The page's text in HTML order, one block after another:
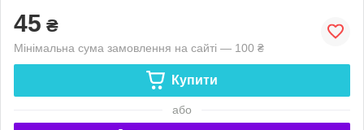
45 ₴
Мінімальна сума замовлення на сайті — 100 ₴
Купити
або